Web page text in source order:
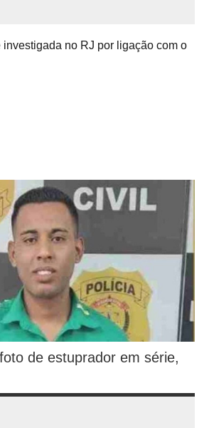
investigada no RJ por ligação com o
de estuprador em série,